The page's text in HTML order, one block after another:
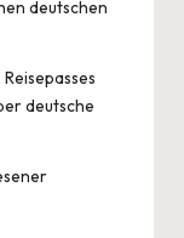
deutschen
deutsche